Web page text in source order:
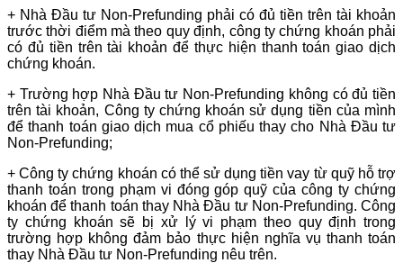
+ Nhà Đầu tư Non-Prefunding phải có đủ tiền trên tài khoản
trước thời điểm mà theo quy định, công ty chứng khoán phải
có đủ tiền trên tài khoản để thực hiện thanh toán giao dịch
chứng khoán.
+ Trường hợp Nhà Đầu tư Non-Prefunding không có đủ tiền
trên tài khoản, Công ty chứng khoán sử dụng tiền của mình
để thanh toán giao dịch mua cổ phiếu thay cho Nhà Đầu tư
Non-Prefunding;
+ Công ty chứng khoán có thể sử dụng tiền vay từ quỹ hỗ trợ
thanh toán trong phạm vi đóng góp quỹ của công ty chứng
khoán để thanh toán thay Nhà Đầu tư Non-Prefunding. Công
ty chứng khoán sẽ bị xử lý vi phạm theo quy định trong
trường hợp không đảm bảo thực hiện nghĩa vụ thanh toán
thay Nhà Đầu tư Non-Prefunding nêu trên.